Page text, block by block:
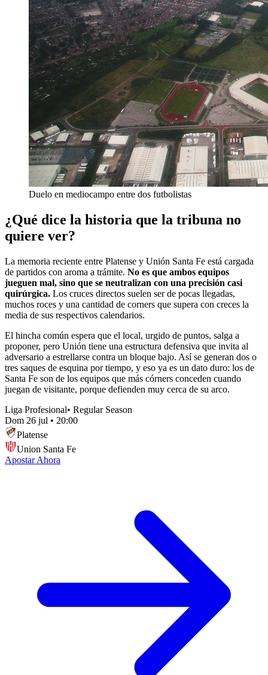
Duelo en mediocampo entre dos futbolistas
¿Qué dice la historia que la tribuna no
quiere ver?
La memoria reciente entre Platense y Unión Santa Fe está cargada
de partidos con aroma a trámite. No es que ambos equipos
jueguen mal, sino que se neutralizan con una precisión casi
quirúrgica. Los cruces directos suelen ser de pocas llegadas,
muchos roces y una cantidad de corners que supera con creces la
media de sus respectivos calendarios.
El hincha común espera que el local, urgido de puntos, salga a
proponer, pero Unión tiene una estructura defensiva que invita al
adversario a estrellarse contra un bloque bajo. Así se generan dos o
tres saques de esquina por tiempo, y eso ya es un dato duro: los de
Santa Fe son de los equipos que más córners conceden cuando
juegan de visitante, porque defienden muy cerca de su arco.
Liga Profesional• Regular Season
Dom 26 jul • 20:00
Platense
Union Santa Fe
Apostar Ahora